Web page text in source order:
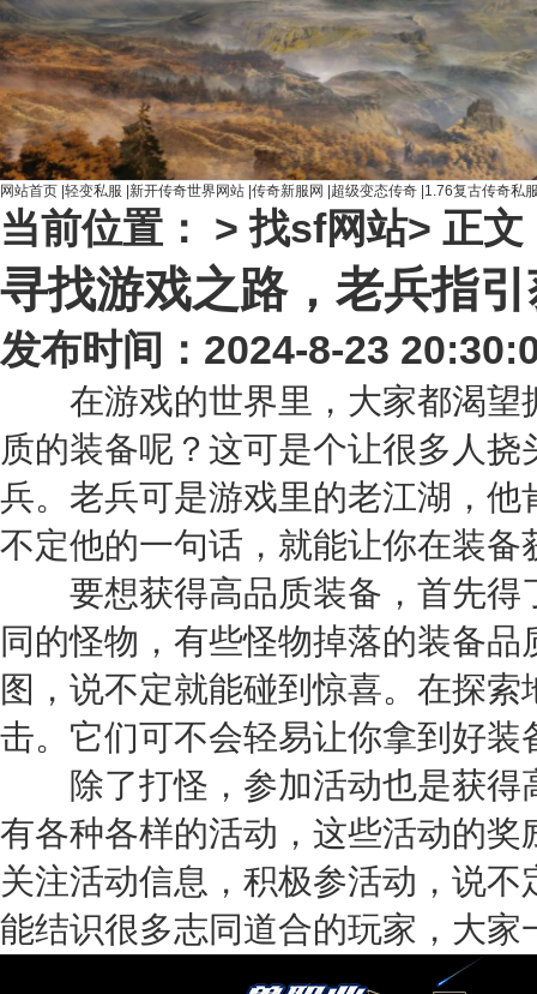
网站首页 轻变私服 新开传奇世界网站 传奇新服网 超级变态传奇 1.76复古传奇私
当前位置： >找sf网站> 正文
寻找游戏之路，老兵指
发布时间：2024-8-23
在游戏的世界里，大家都渴望
质的装备呢？这可是个让很多人
兵。老兵可是游戏里的老江湖，
不定他的一句话，就能让你在装
要想获得高品质装备，首先得
同的怪物，有些怪物掉落的装备
图，说不定就能碰到惊喜。在探
击。它们可不会轻易让你拿到好
除了打怪，参加活动也是获得
有各种各样的活动，这些活动的
关注活动信息，积极参活动，说
能结识很多志同道合的玩家，大